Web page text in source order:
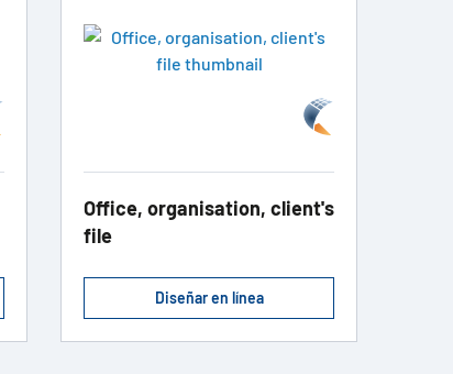
Office, organisation, client's
file
Diseñar en línea